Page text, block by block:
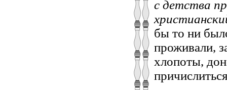
с детства
бы то ни
проживали,
хлопоты,